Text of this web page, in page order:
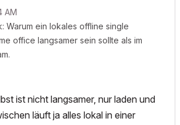
AM
Warum ein lokales offline single
office langsamer sein sollte als im
ist nicht langsamer, nur laden und
läuft ja alles lokal in einer